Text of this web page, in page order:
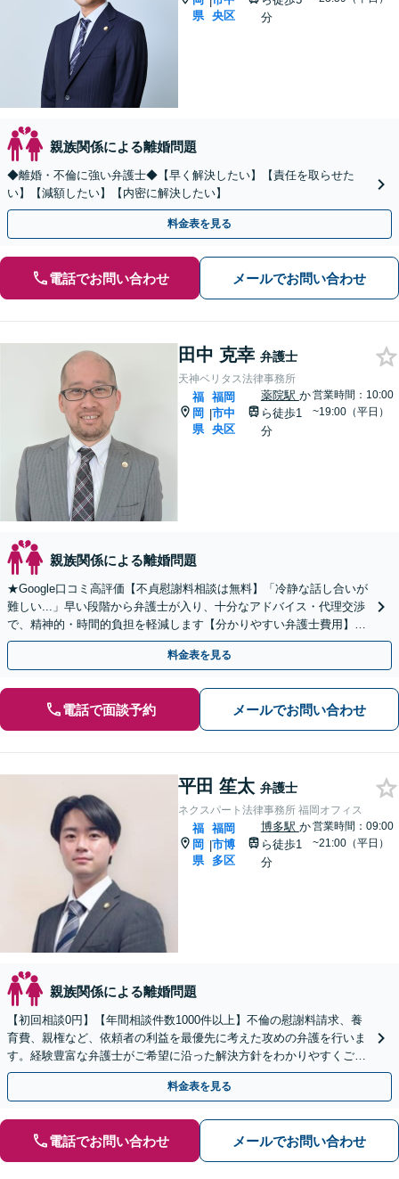
県
央区
分
親族関係による離婚問題
◆離婚・不倫に強い弁護士◆【早く解決したい】【責任を取らせた
い】【減額したい】【内密に解決したい】
料金表を見る
電話でお問い合わせ メールでお問い合わせ
田中 克幸 弁護士
天神ベリタス法律事務所
福
岡
県
|
福岡
市中
央区
薬院駅 か
ら徒歩1
分
営業時間：10:00
~19:00（平日）
親族関係による離婚問題
★Google口コミ高評価【不貞慰謝料相談は無料】「冷静な話し合いが
難しい...」早い段階から弁護士が入り、十分なアドバイス・代理交渉
で、精神的・時間的負担を軽減します【分かりやすい弁護士費用】
【経験と資料に基づく丁寧なご説明】納得を大切に
料金表を見る
電話で面談予約 メールでお問い合わせ
平田 笙太 弁護士
ネクスパート法律事務所 福岡オフィス
福
岡
県
|
福岡
市博
多区
博多駅 か
ら徒歩1
分
営業時間：09:00
~21:00（平日）
親族関係による離婚問題
【初回相談0円】【年間相談件数1000件以上】不倫の慰謝料請求、養
育費、親権など、依頼者の利益を最優先に考えた攻めの弁護を行いま
す。経験豊富な弁護士がご希望に沿った解決方針をわかりやすくご提
案します。お気軽にお問合せ下さい。
料金表を見る
電話でお問い合わせ メールでお問い合わせ